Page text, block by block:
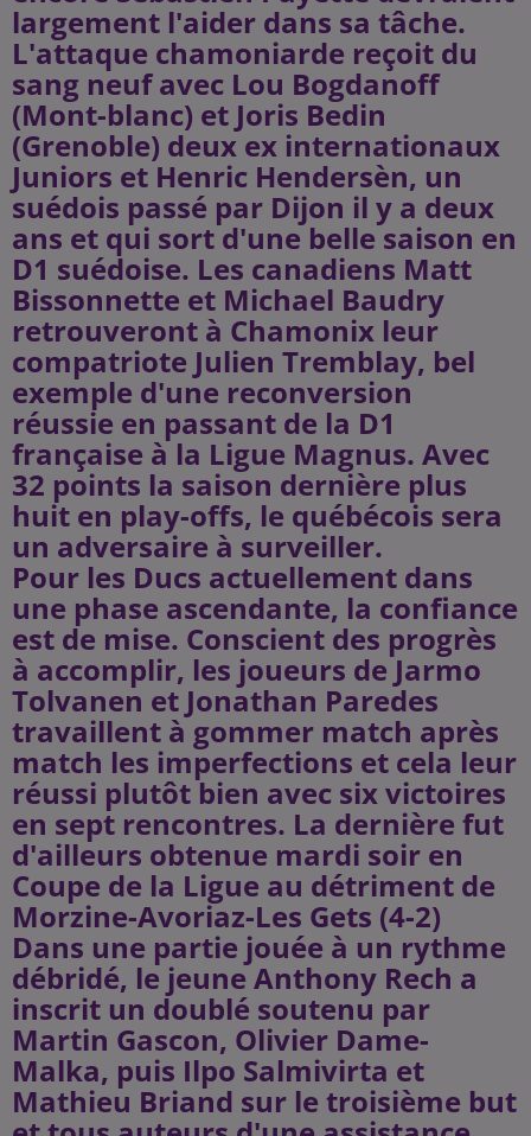
largement l'aider dans sa tâche.
L'attaque chamoniarde reçoit du
sang neuf avec Lou Bogdanoff
(Mont-blanc) et Joris Bedin
(Grenoble) deux ex internationaux
Juniors et Henric Hendersèn, un
suédois passé par Dijon il y a deux
ans et qui sort d'une belle saison en
D1 suédoise. Les canadiens Matt
Bissonnette et Michael Baudry
retrouveront à Chamonix leur
compatriote Julien Tremblay, bel
exemple d'une reconversion
réussie en passant de la D1
française à la Ligue Magnus. Avec
32 points la saison dernière plus
huit en play-offs, le québécois sera
un adversaire à surveiller.
Pour les Ducs actuellement dans
une phase ascendante, la confiance
est de mise. Conscient des progrès
à accomplir, les joueurs de Jarmo
Tolvanen et Jonathan Paredes
travaillent à gommer match après
match les imperfections et cela leur
réussi plutôt bien avec six victoires
en sept rencontres. La dernière fut
d'ailleurs obtenue mardi soir en
Coupe de la Ligue au détriment de
Morzine-Avoriaz-Les Gets (4-2)
Dans une partie jouée à un rythme
débridé, le jeune Anthony Rech a
inscrit un doublé soutenu par
Martin Gascon, Olivier Dame-
Malka, puis Ilpo Salmivirta et
Mathieu Briand sur le troisième but